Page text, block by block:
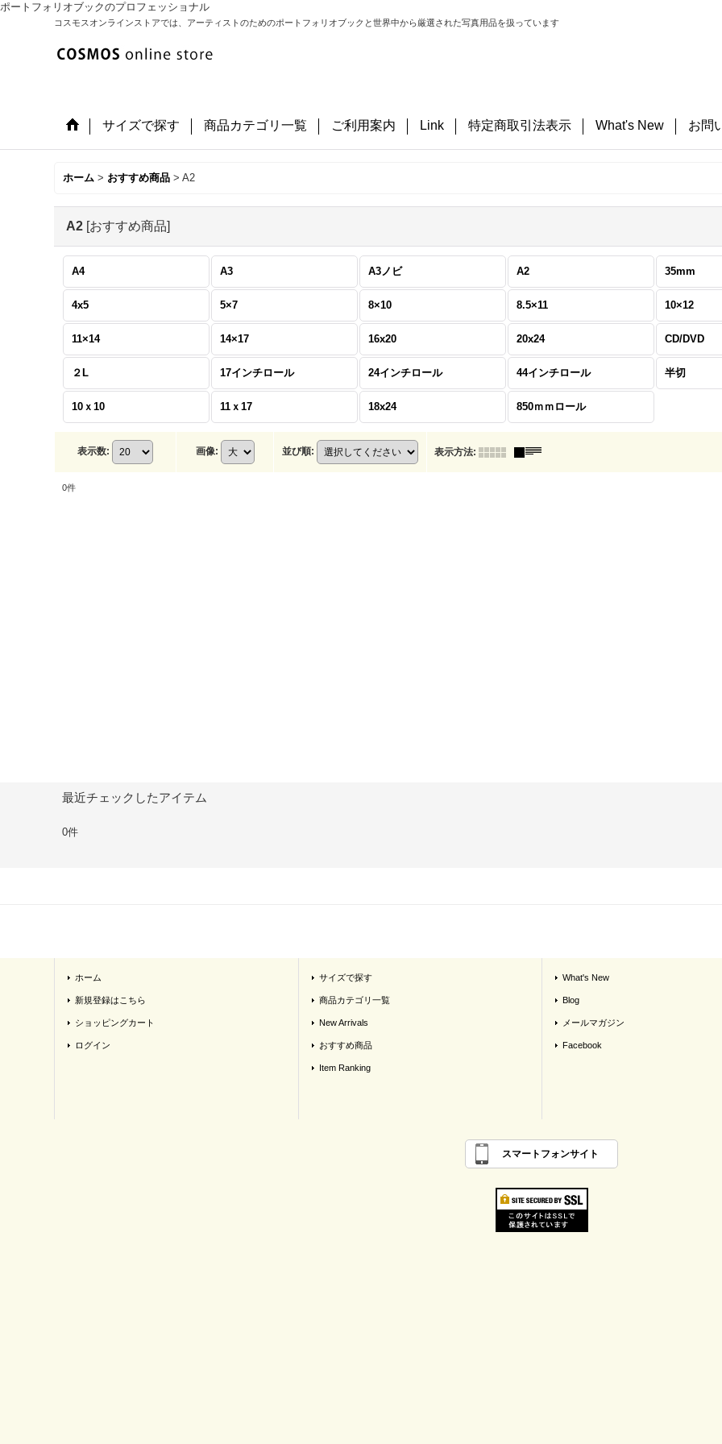
ポートフォリオブックのプロフェッショナル
コスモスオンラインストアでは、アーティストのためのポートフォリオブックと世界中から厳選された写真用品を扱っています
サイズで探す 商品カテゴリ一覧 ご利用案内 Link 特定商取引法表示 What's New お問
ホーム > おすすめ商品 > A2
A2 [おすすめ商品]
A4 A3 A3ノビ A2 35mm
4x5 5×7 8×10 8.5×11 10×12
11×14 14×17 16x20 20x24 CD/DVD
２L 17インチロール 24インチロール 44インチロール 半切
10ｘ10 11ｘ17 18x24 850ｍｍロール
表示数: 画像: 並び順: 表示方法:
0件
最近チェックしたアイテム
0件
ホーム
新規登録はこちら
ショッピングカート
ログイン
サイズで探す
商品カテゴリ一覧
New Arrivals
おすすめ商品
Item Ranking
What's New
Blog
メールマガジン
Facebook
スマートフォンサイト